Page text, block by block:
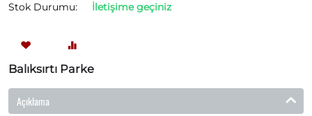
Stok Durumu:
İletişime geçiniz
Balıksırtı Parke
Açıklama